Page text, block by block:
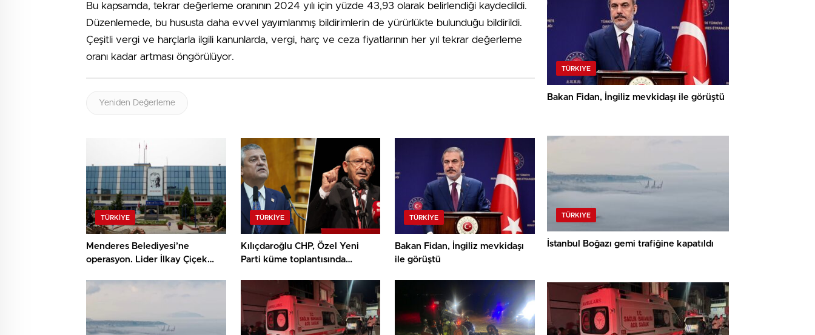
Bu kapsamda, tekrar değerleme oranının 2024 yılı için yüzde 43,93 olarak belirlendiği kaydedildi.
Düzenlemede, bu hususta daha evvel yayımlanmış bildirimlerin de yürürlükte bulunduğu bildirildi.
Çeşitli vergi ve harçlarla ilgili kanunlarda, vergi, harç ve ceza fiyatlarının her yıl tekrar değerleme
oranı kadar artması öngörülüyor.
Yeniden Değerleme
TÜRKIYE
Menderes Belediyesi’ne
operasyon. Lider İlkay Çiçek
TÜRKIYE
Kılıçdaroğlu CHP, Özel Yeni
Parti küme toplantısında
TÜRKIYE
Bakan Fidan, İngiliz mevkidaşı
ile görüştü
TÜRKIYE
Bakan Fidan, İngiliz mevkidaşı ile görüştü
TÜRKIYE
İstanbul Boğazı gemi trafiğine kapatıldı